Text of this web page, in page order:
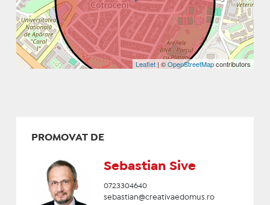
Leaflet | ©OpenStreetMapcontributors
PROMOVAT DE
Sebastian Sive
0723304640
sebastian@creativaedomus.ro